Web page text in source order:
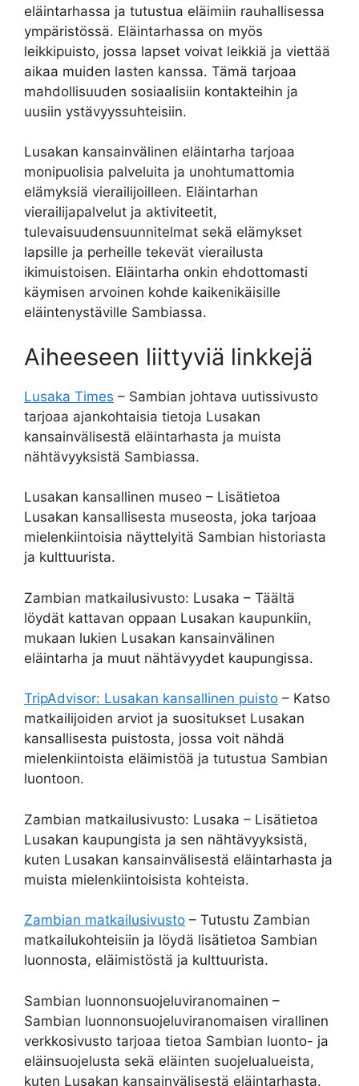
eläintarhassa ja tutustua eläimiin rauhallisessa
ympäristössä. Eläintarhassa on myös
leikkipuisto, jossa lapset voivat leikkiä ja viettää
aikaa muiden lasten kanssa. Tämä tarjoaa
mahdollisuuden sosiaalisiin kontakteihin ja
uusiin ystävyyssuhteisiin.
Lusakan kansainvälinen eläintarha tarjoaa
monipuolisia palveluita ja unohtumattomia
elämyksiä vierailijoilleen. Eläintarhan
vierailijapalvelut ja aktiviteetit,
tulevaisuudensuunnitelmat sekä elämykset
lapsille ja perheille tekevät vierailusta
ikimuistoisen. Eläintarha onkin ehdottomasti
käymisen arvoinen kohde kaikenikäisille
eläintenystäville Sambiassa.
Aiheeseen liittyviä linkkejä
Lusaka Times – Sambian johtava uutissivusto
tarjoaa ajankohtaisia tietoja Lusakan
kansainvälisestä eläintarhasta ja muista
nähtävyyksistä Sambiassa.
Lusakan kansallinen museo – Lisätietoa
Lusakan kansallisesta museosta, joka tarjoaa
mielenkiintoisia näyttelyitä Sambian historiasta
ja kulttuurista.
Zambian matkailusivusto: Lusaka – Täältä
löydät kattavan oppaan Lusakan kaupunkiin,
mukaan lukien Lusakan kansainvälinen
eläintarha ja muut nähtävyydet kaupungissa.
TripAdvisor: Lusakan kansallinen puisto – Katso
matkailijoiden arviot ja suositukset Lusakan
kansallisesta puistosta, jossa voit nähdä
mielenkiintoista eläimistöä ja tutustua Sambian
luontoon.
Zambian matkailusivusto: Lusaka – Lisätietoa
Lusakan kaupungista ja sen nähtävyyksistä,
kuten Lusakan kansainvälisestä eläintarhasta ja
muista mielenkiintoisista kohteista.
Zambian matkailusivusto – Tutustu Zambian
matkailukohteisiin ja löydä lisätietoa Sambian
luonnosta, eläimistöstä ja kulttuurista.
Sambian luonnonsuojeluviranomainen –
Sambian luonnonsuojeluviranomaisen virallinen
verkkosivusto tarjoaa tietoa Sambian luonto- ja
eläinsuojelusta sekä eläinten suojelualueista,
kuten Lusakan kansainvälisestä eläintarhasta.